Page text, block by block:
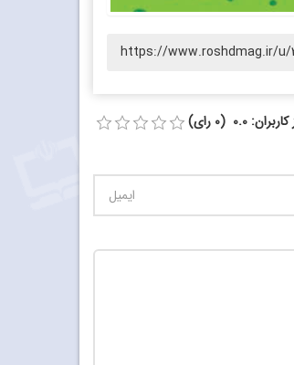
https://www.roshdmag.ir/u/
0.0 (0 رای)